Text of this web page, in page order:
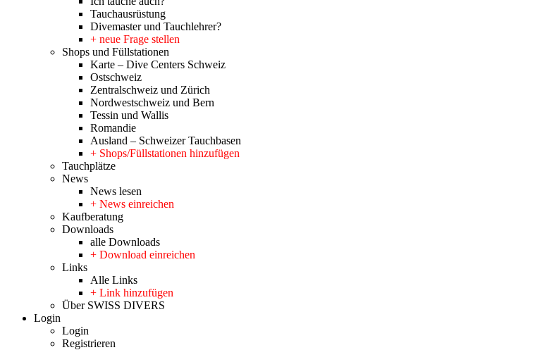
Tauchausrüstung
Divemaster und Tauchlehrer?
+ neue Frage stellen
Shops und Füllstationen
Karte – Dive Centers Schweiz
Ostschweiz
Zentralschweiz und Zürich
Nordwestschweiz und Bern
Tessin und Wallis
Romandie
Ausland – Schweizer Tauchbasen
+ Shops/Füllstationen hinzufügen
Tauchplätze
News
News lesen
+ News einreichen
Kaufberatung
Downloads
alle Downloads
+ Download einreichen
Links
Alle Links
+ Link hinzufügen
Über SWISS DIVERS
Login
Login
Registrieren